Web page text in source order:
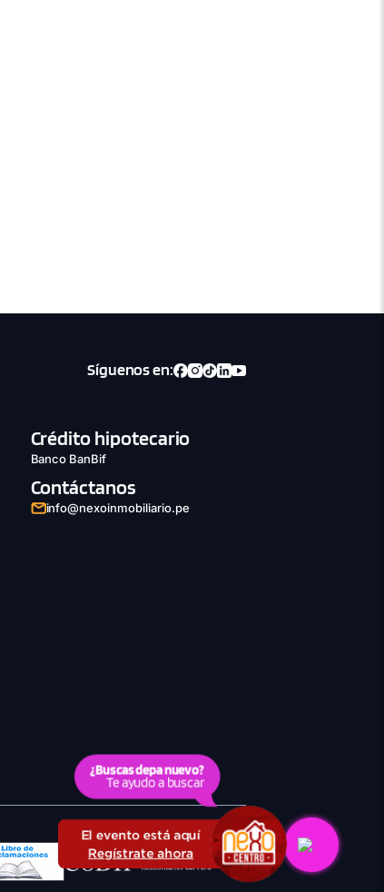
El evento está aquí
Regístrate ahora
Síguenos en:
Crédito hipotecario
Banco BanBif
Contáctanos
info@nexoinmobiliario.pe
¿Buscas depa nuevo?
Te ayudo a buscar